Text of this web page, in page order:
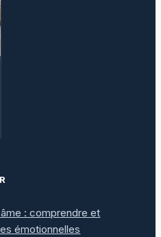
: comprendre et
émotionnelles